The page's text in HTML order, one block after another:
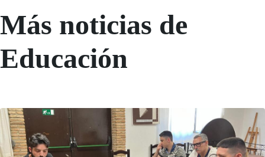
Más noticias de
Educación